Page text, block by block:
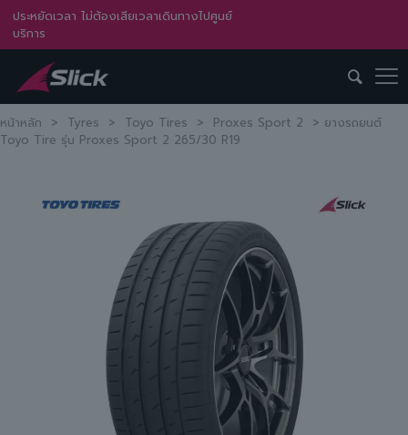
ประหยัดเวลา ไม่ต้องเสียเวลาเดินทางไปศูนย์
บริการ
หน้าหลัก > Tyres > Toyo Tires > Proxes Sport 2 > ยางรถยนต์
Toyo Tire รุ่น Proxes Sport 2 265/30 R19